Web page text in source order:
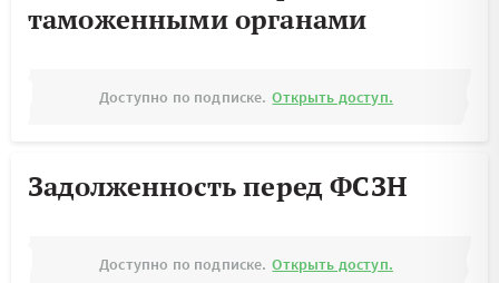
таможенными органами
Доступно по подписке. Открыть доступ.
Задолженность перед ФСЗН
Доступно по подписке. Открыть доступ.